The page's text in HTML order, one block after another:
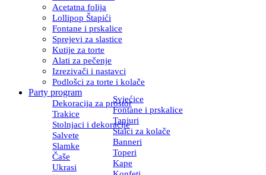
Acetatna folija
Lollipop Štapići
Fontane i prskalice
Sprejevi za slastice
Kutije za torte
Alati za pečenje
Izrezivači i nastavci
Podlošci za torte i kolače
Party program
Dekoracija za prostor
Svjećice
Trakice
Fontane i prskalice
Stolnjaci i dekoracije
Tanjuri
Salvete
Stalci za kolače
Slamke
Banneri
Čaše
Toperi
Ukrasi
Kape